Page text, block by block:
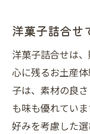
洋菓子詰合せ
洋菓子詰合せは
心に残るお土産
子は、素材の良
も味も優れてい
好みを考慮した